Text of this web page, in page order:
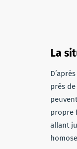
La
près
propre
allant